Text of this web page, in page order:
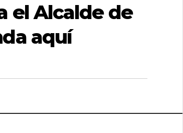
el Alcalde de
aquí